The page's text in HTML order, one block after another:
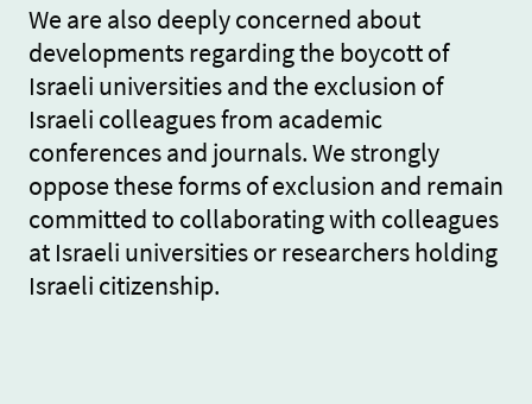
We are also deeply concerned about
developments regarding the boycott of
Israeli universities and the exclusion of
Israeli colleagues from academic
conferences and journals. We strongly
oppose these forms of exclusion and remain
committed to collaborating with colleagues
at Israeli universities or researchers holding
Israeli citizenship.